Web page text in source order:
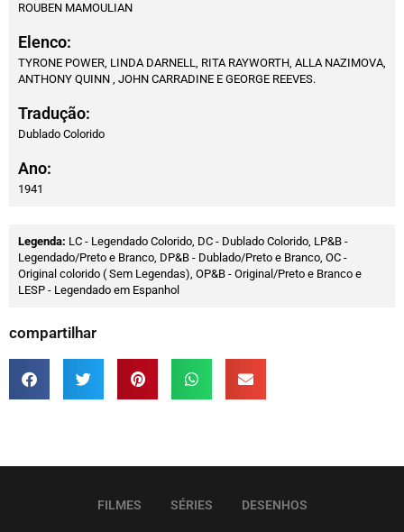
ROUBEN MAMOULIAN
Elenco:
TYRONE POWER, LINDA DARNELL, RITA RAYWORTH, ALLA NAZIMOVA,
ANTHONY QUINN , JOHN CARRADINE E GEORGE REEVES.
Tradução:
Dublado Colorido
Ano:
1941
Legenda: LC - Legendado Colorido, DC - Dublado Colorido, LP&B -
Legendado/Preto e Branco, DP&B - Dublado/Preto e Branco, OC -
Original colorido ( Sem Legendas), OP&B - Original/Preto e Branco e
LESP - Legendado em Espanhol
compartilhar
FILMES SÉRIES DESENHOS